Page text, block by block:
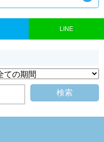
LINE